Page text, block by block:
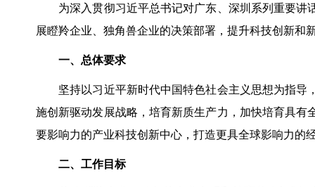
为深入贯彻习近平总书记对广东、深圳系列重要讲
展瞪羚企业、独角兽企业的决策部署，提升科技创新和
一、总体要求
坚持以习近平新时代中国特色社会主义思想为指导
施创新驱动发展战略，培育新质生产力，加快培育具
要影响力的产业科技创新中心，打造更具全球影响力的
二、工作目标